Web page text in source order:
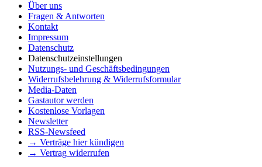
Über uns
Fragen & Antworten
Kontakt
Impressum
Datenschutz
Datenschutzeinstellungen
Nutzungs- und Geschäftsbedingungen
Widerrufsbelehrung & Widerrufsformular
Media-Daten
Gastautor werden
Kostenlose Vorlagen
Newsletter
RSS-Newsfeed
→ Verträge hier kündigen
→ Vertrag widerrufen